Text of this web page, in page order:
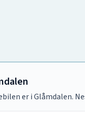
er iGlåmdalen.